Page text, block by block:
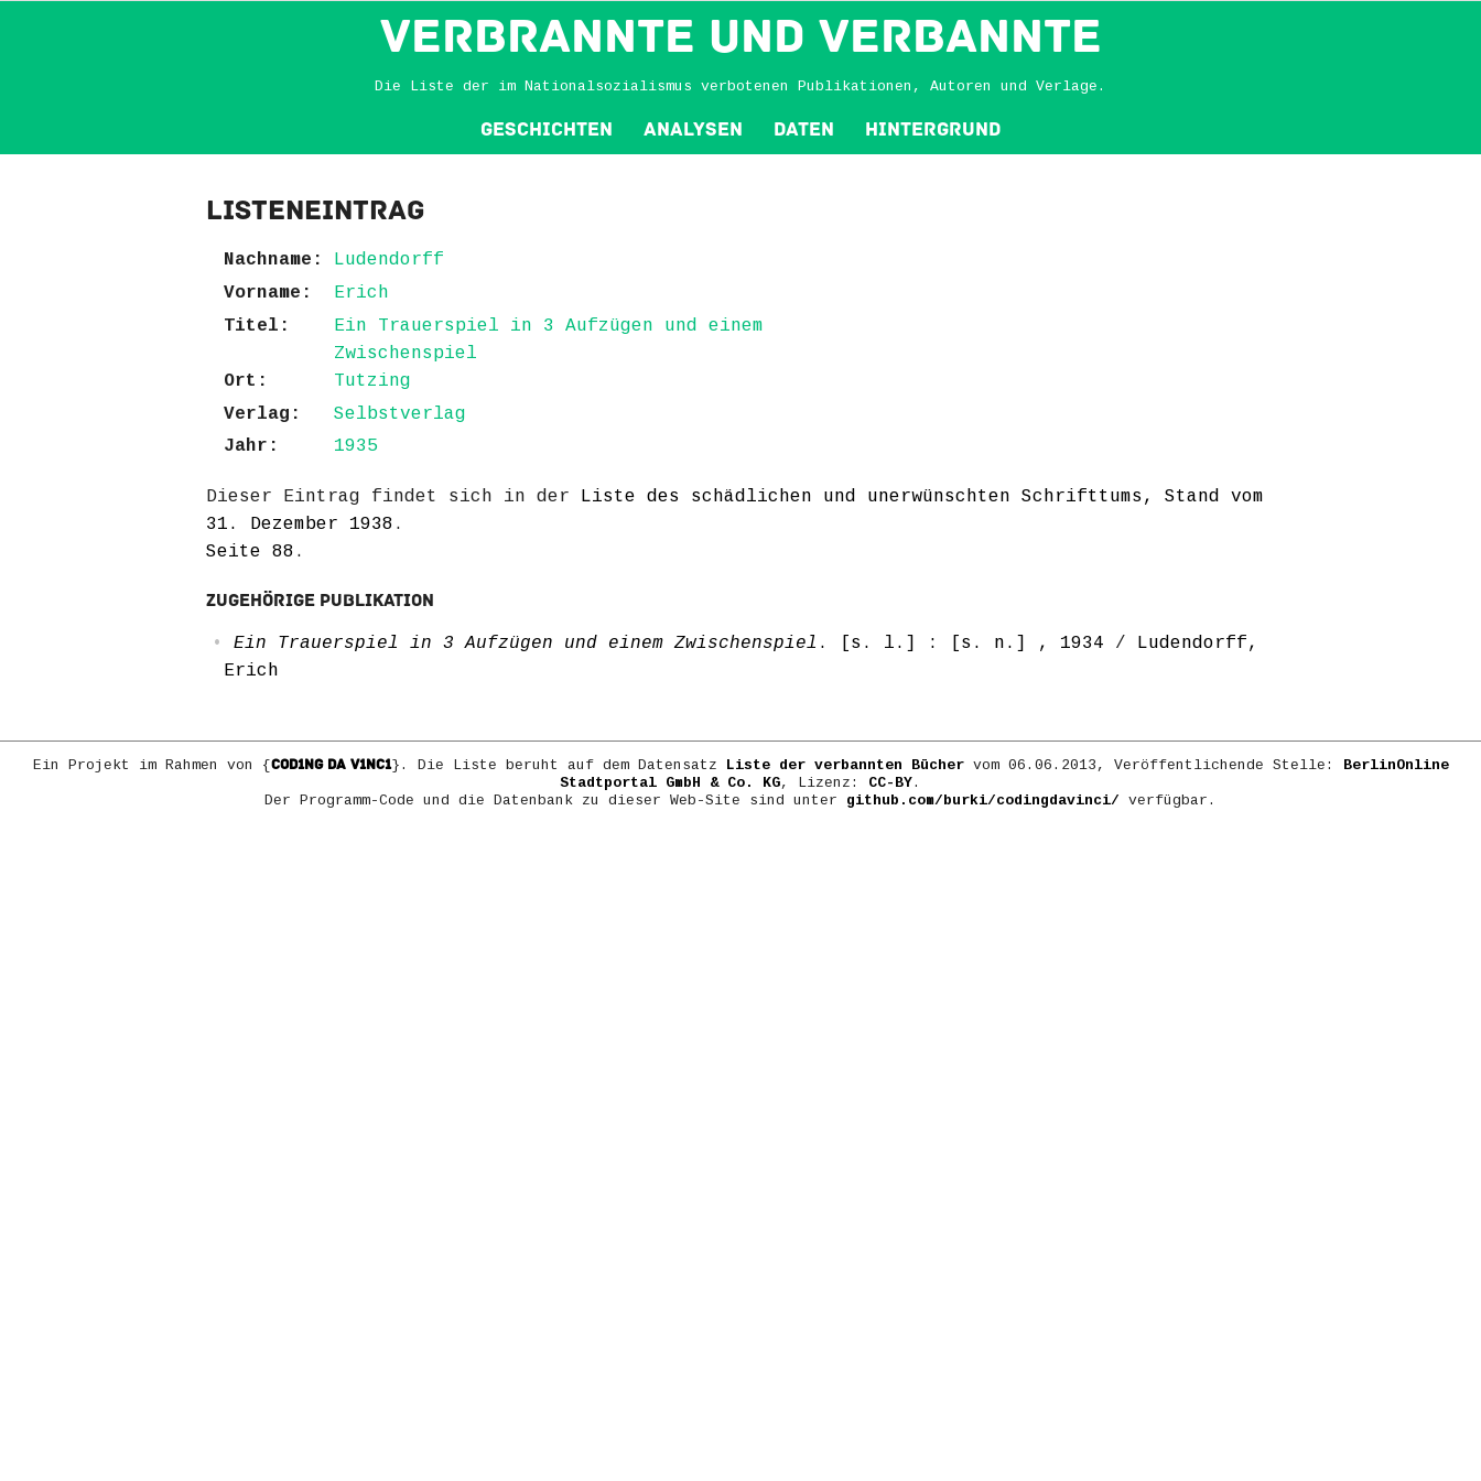
VERBRANNTE und VERBANNTE
Die Liste der im Nationalsozialismus verbotenen Publikationen, Autoren und Verlage.
Geschichten Analysen Daten Hintergrund
Listeneintrag
Nachname:
Ludendorff
Vorname:
Erich
Titel:
Ein Trauerspiel in 3 Aufzügen und einem
Zwischenspiel
Ort:
Tutzing
Verlag:
Selbstverlag
Jahr:
1935
Dieser Eintrag findet sich in der Liste des schädlichen und unerwünschten Schrifttums, Stand vom
31. Dezember 1938 .
Seite 88 .
Zugehörige Publikation
Ein Trauerspiel in 3 Aufzügen und einem Zwischenspiel . [s. l.] : [s. n.] , 1934 / Ludendorff,
Erich
Ein Projekt im Rahmen von {COD1NG DA V1NC1}. Die Liste beruht auf dem Datensatz Liste der verbannten Büchervom 06.06.2013, Veröffentlichende Stelle: BerlinOnline
Stadtportal GmbH & Co. KG, Lizenz: CC-BY.
Der Programm-Code und die Datenbank zu dieser Web-Site sind unter github.com/burki/codingdavinci/ verfügbar.